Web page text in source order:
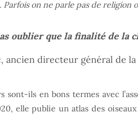
Parfois on ne parle pas de religion
oublier que la finalité de la
ancien directeur général de la
sont-ils en bons termes avec
elle publie un atlas des